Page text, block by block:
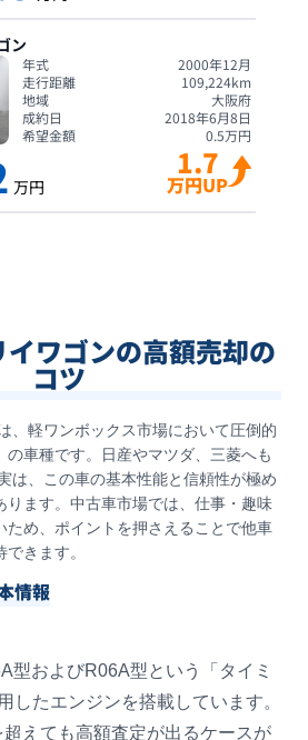
ン
年式
2000年12月
走行距離
109,224km
地域
大阪府
成約日
2018年6月8日
希望金額
0.5万円
万円
1.7
万円UP
ワゴンの高額売却の
コツ
、軽ワンボックス市場において圧倒的
の車種です。日産やマツダ、三菱へも
は、この車の基本性能と信頼性が極め
ります。中古車市場では、仕事・趣味
ため、ポイントを押さえることで他車
きます。
情報
型およびR06A型という「タイミ
したエンジンを搭載しています。
えても高額査定が出るケースが